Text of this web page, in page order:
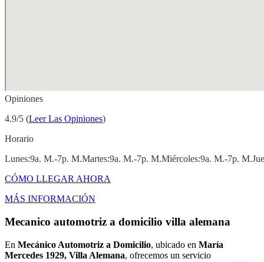
Opiniones
4.9/5 (Leer Las Opiniones)
Horario
Lunes:9a. M.-7p. M.martes:9a. M.-7p. M.miércoles:9a. M.-7p.
CÓMO LLEGAR AHORA
MÁS INFORMACIÓN
Mecanico automotriz a domicilio villa alemana
En Mecánico Automotriz a Domicilio, ubicado en María
Mercedes 1929, Villa Alemana, ofrecemos un servicio